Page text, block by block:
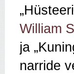
William
ja
narride